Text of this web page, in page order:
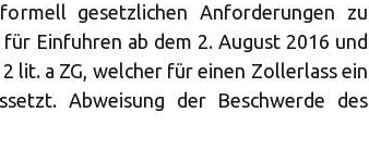
gesetzlichen Anforderungen zu
Einfuhren ab dem 2. August 2016 und
lit. a ZG, welcher für einen Zollerlass ein
Abweisung der Beschwerde des